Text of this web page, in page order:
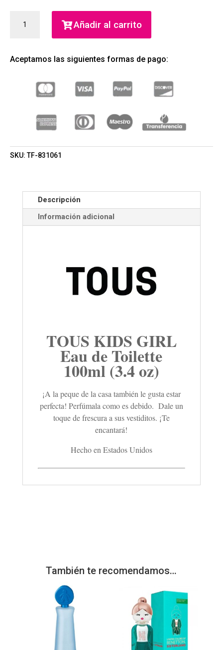
KIDS
100ML
CANTIDAD
Añadir al carrito
Aceptamos las siguientes formas de pago:
SKU:TF-831061
Descripción
Información adicional
TOUS KIDS GIRL
Eau de Toilette
100ml (3.4 oz)
¡A la peque de la casa también le gusta estar
perfecta! Perfúmala como es debido. Dale un
toque de frescura a sus vestiditos. ¡Te
encantará!
Hecho en Estados Unidos
También te recomendamos…